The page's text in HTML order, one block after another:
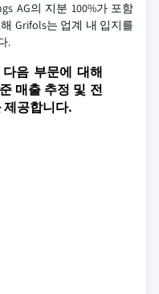
AG의 지분 100%가 포함
Grifols는 업계 내 입지를
.
음 부문에 대해
매출 추정 및 전
제공합니다.